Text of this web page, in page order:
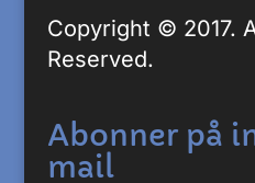
Copyright © 2017.
Reserved.
Abonner på
mail